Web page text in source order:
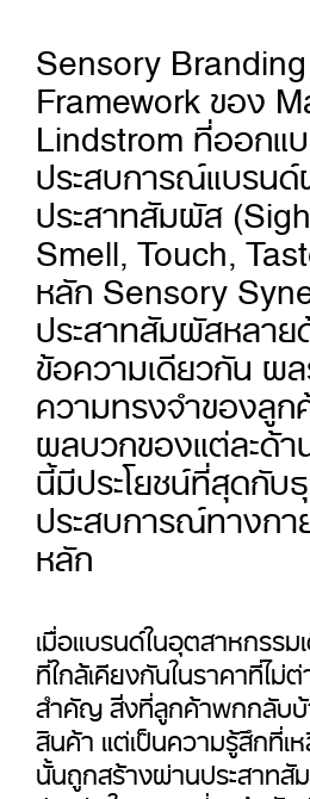
Sensory
Framework ของ
Lindstrom ที่ออกแ
ประสบการณ์แบรน
ประสาทสัมผัส
Smell, Touch,
หลัก Sensory
ประสาทสัมผัสหลา
ข้อความเดียวกัน ผ
ความทรงจำของลูก
ผลบวกของแต่ละด้
นี้มีประโยชน์ที่สุดกับ
ประสบการณ์ทางกา
หลัก
เมื่อแบรนด์ในอุตสาหกรร
ที่ใกล้เคียงกันในราคาที่ไ
สำคัญ สิ่งที่ลูกค้าพกกลับบ้
สินค้า แต่เป็นความรู้สึกที่เ
นั้นถูกสร้างผ่านประสาท